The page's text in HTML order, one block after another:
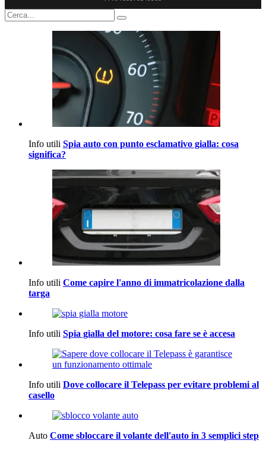
Info utili Spia auto con punto esclamativo gialla: cosa
significa?
Info utili Come capire l'anno di immatricolazione dalla
targa
Info utili Spia gialla del motore: cosa fare se è accesa
Info utili Dove collocare il Telepass per evitare problemi al
casello
Auto Come sbloccare il volante dell'auto in 3 semplici step